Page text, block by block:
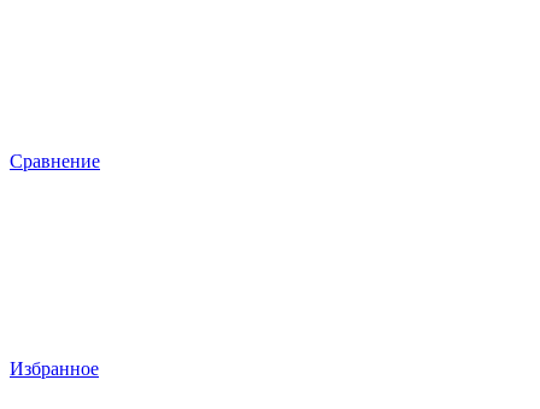
Сравнение
Избранное